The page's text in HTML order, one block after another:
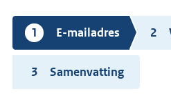
Huidige
stap
E-mailadres
Samenvatting